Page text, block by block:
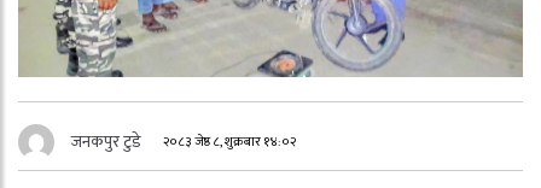
जनकपुर टुडे २०८३ जेष्ठ ८, शुक्रबार १४:०२